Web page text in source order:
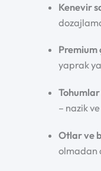
Kenevir
Premium
yaprak
Tohumlar
– nazik
Otlar ve
olmadan